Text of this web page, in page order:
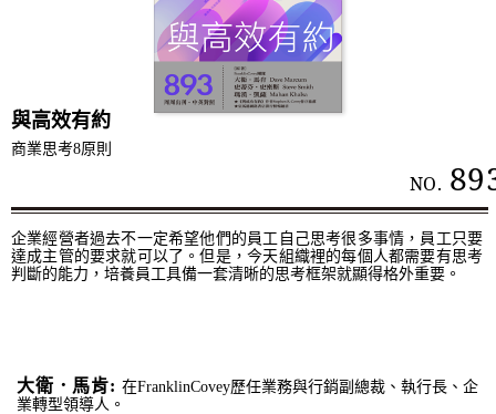
與高效有約
商業思考8原則
NO.
企業經營者過去不一定希望他們的員工自己思考很多事情，員工只要
達成主管的要求就可以了。但是，今天組織裡的每個人都需要有思考
判斷的能力，培養員工具備一套清晰的思考框架就顯得格外重要。
大衛．馬肯: 在FranklinCovey歷任業務與行銷副總裁、執行長、企
業轉型領導人。